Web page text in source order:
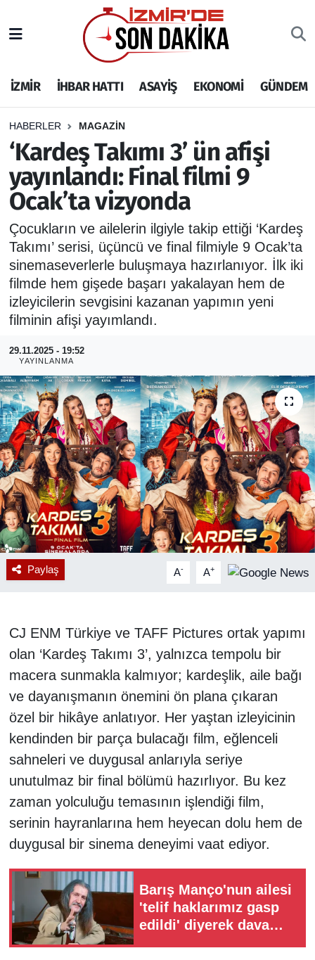
İZMİR İHBAR HATTI ASAYİŞ EKONOMİ GÜNDEM
HABERLER MAGAZİN
‘Kardeş Takımı 3’ ün afişi
yayınlandı: Final filmi 9
Ocak’ta vizyonda
Çocukların ve ailelerin ilgiyle takip ettiği ‘Kardeş
Takımı’ serisi, üçüncü ve final filmiyle 9 Ocak’ta
sinemaseverlerle buluşmaya hazırlanıyor. İlk iki
filmde hem gişede başarı yakalayan hem de
izleyicilerin sevgisini kazanan yapımın yeni
filminin afişi yayımlandı.
29.11.2025 - 19:52
YAYINLANMA
Paylaş A- A+
CJ ENM Türkiye ve TAFF Pictures ortak yapımı
olan ‘Kardeş Takımı 3’, yalnızca tempolu bir
macera sunmakla kalmıyor; kardeşlik, aile bağı
ve dayanışmanın önemini ön plana çıkaran
özel bir hikâye anlatıyor. Her yaştan izleyicinin
kendinden bir parça bulacağı film, eğlenceli
sahneleri ve duygusal anlarıyla seriye
unutulmaz bir final bölümü hazırlıyor. Bu kez
zaman yolculuğu temasının işlendiği film,
serinin hayranlarına hem heyecan dolu hem de
duygusal bir sinema deneyimi vaat ediyor.
Barış Manço'nun ailesi
'telif haklarımız gasp
edildi' diyerek dava
İHBAR HATTI
DEPREM
GENEL
EKONOMİ
SİYASET
SPOR
ASAYİŞ
İzmir Nöbetçi Eczaneler
İzmir Hava Durumu
İzmir Namaz Vakitleri
İzmir Trafik Yoğunluk Haritası
Puan Durumu ve Fikstür
Tüm Manşetler
Son Dakika Haberleri
Haber Arşivi